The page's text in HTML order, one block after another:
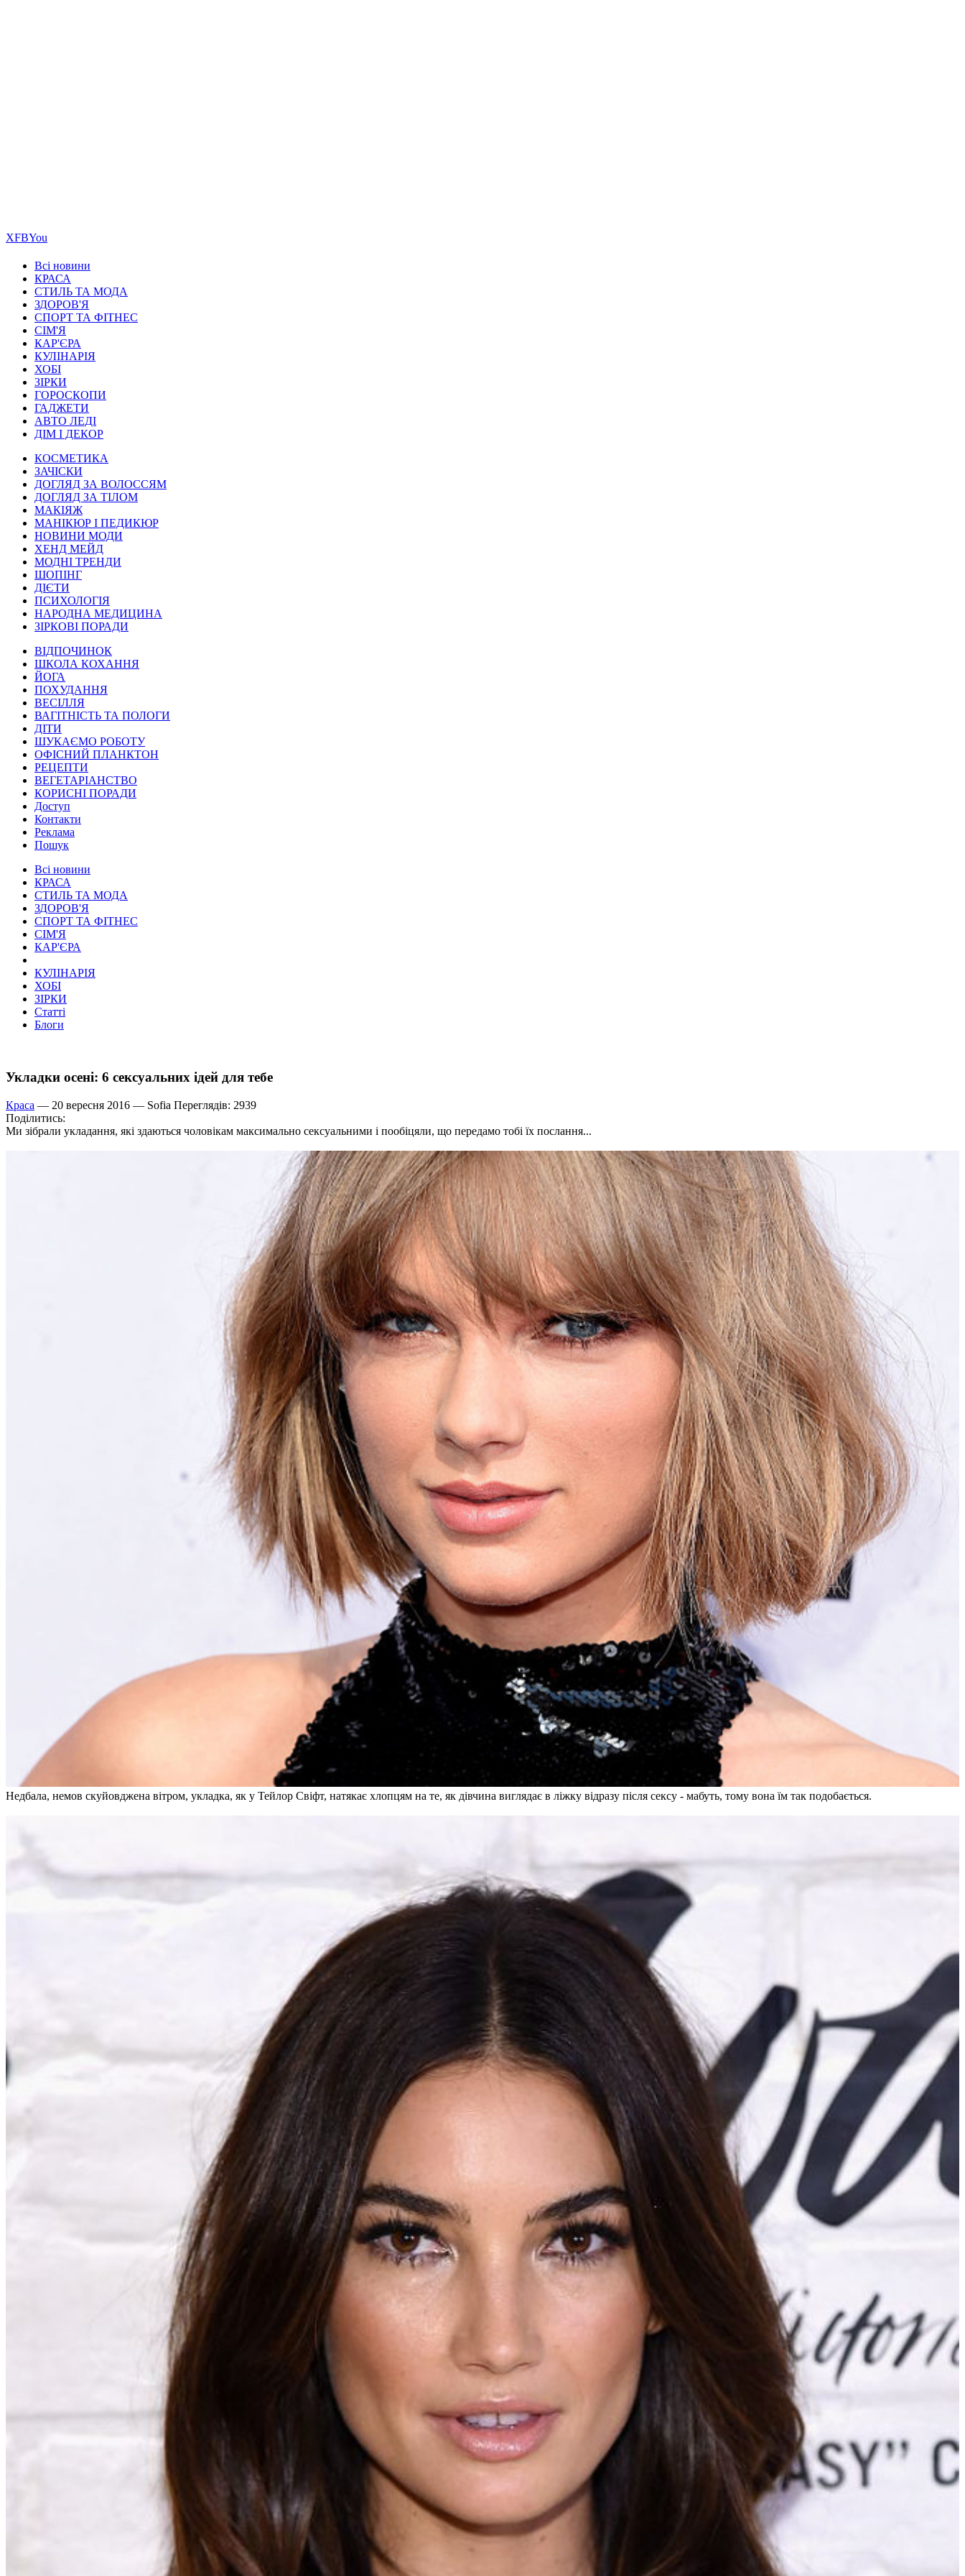
ХFBYou
Всі новини
КРАСА
СТИЛЬ ТА МОДА
ЗДОРОВ'Я
СПОРТ ТА ФІТНЕС
СІМ'Я
КАР'ЄРА
КУЛІНАРІЯ
ХОБІ
ЗІРКИ
ГОРОСКОПИ
ГАДЖЕТИ
АВТО ЛЕДІ
ДІМ І ДЕКОР
КОСМЕТИКА
ЗАЧІСКИ
ДОГЛЯД ЗА ВОЛОССЯМ
ДОГЛЯД ЗА ТІЛОМ
МАКІЯЖ
МАНІКЮР І ПЕДИКЮР
НОВИНИ МОДИ
ХЕНД МЕЙД
МОДНІ ТРЕНДИ
ШОПІНГ
ДІЄТИ
ПСИХОЛОГІЯ
НАРОДНА МЕДИЦИНА
ЗІРКОВІ ПОРАДИ
ВІДПОЧИНОК
ШКОЛА КОХАННЯ
ЙОГА
ПОХУДАННЯ
ВЕСІЛЛЯ
ВАГІТНІСТЬ ТА ПОЛОГИ
ДІТИ
ШУКАЄМО РОБОТУ
ОФІСНИЙ ПЛАНКТОН
РЕЦЕПТИ
ВЕГЕТАРІАНСТВО
КОРИСНІ ПОРАДИ
Доступ
Контакти
Реклама
Пошук
Всі новини
КРАСА
СТИЛЬ ТА МОДА
ЗДОРОВ'Я
СПОРТ ТА ФІТНЕС
СІМ'Я
КАР'ЄРА
КУЛІНАРІЯ
ХОБІ
ЗІРКИ
Статті
Блоги
Укладки осені: 6 сексуальних ідей для тебе
Краса — 20 вересня 2016 — Sofia Переглядів: 2939
Поділитись:
Ми зібрали укладання, які здаються чоловікам максимально сексуальними і пообіцяли, що передамо тобі їх послання...
Недбала, немов скуйовджена вітром, укладка, як у Тейлор Свіфт, натякає хлопцям на те, як дівчина виглядає в ліжку відразу після сексу - мабуть, тому вона їм так подобається.